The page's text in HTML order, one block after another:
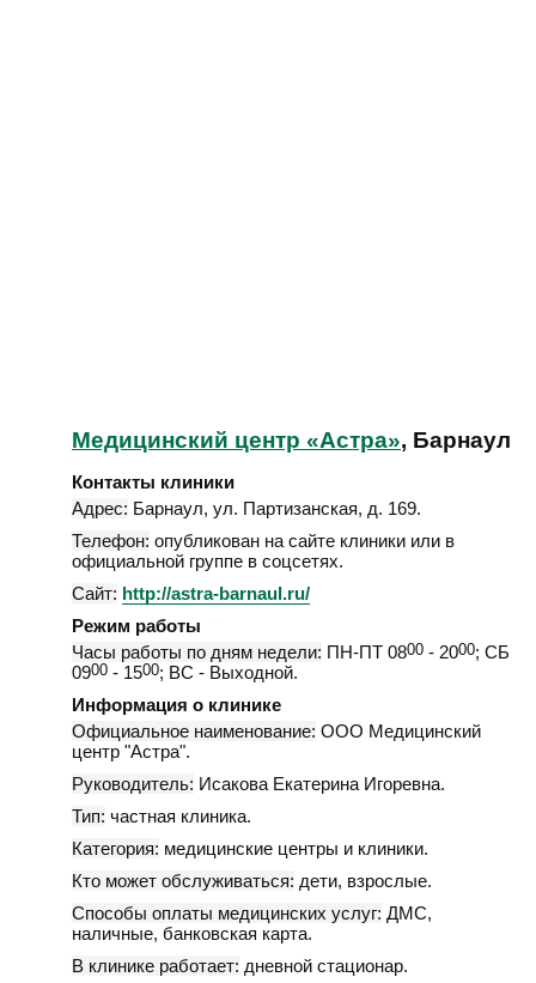
Медицинский центр «Астра», Барнаул
Контакты клиники
Адрес: Барнаул, ул. Партизанская, д. 169.
Телефон: опубликован на сайте клиники или в
официальной группе в соцсетях.
Сайт: http://astra-barnaul.ru/
Режим работы
Часы работы по дням недели: ПН-ПТ 0800 - 2000; СБ
0900 - 1500; ВС - Выходной.
Информация о клинике
Официальное наименование: ООО Медицинский
центр "Астра".
Руководитель: Исакова Екатерина Игоревна.
Тип: частная клиника.
Категория: медицинские центры и клиники.
Кто может обслуживаться: дети, взрослые.
Способы оплаты медицинских услуг: ДМС,
наличные, банковская карта.
В клинике работает: дневной стационар.